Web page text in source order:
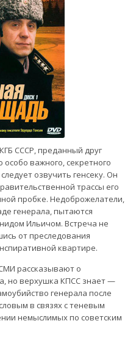
СССР, преданный друг
важного, секретного
озвучить генсеку. Он
трассы его
пробке. Недоброжелатели,
генерала, пытаются
Ильичом. Встреча не
от преследования
квартире.
рассказывают о
но верхушка КПСС знает —
генерала после
в связях с теневым
немыслимых по советским